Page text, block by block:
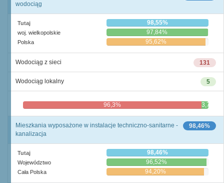
wodociąg
Tutaj 98,55%
woj. wielkopolskie 97,84%
Polska 95,62%
131
Wodociąg z sieci
5
Wodociąg lokalny
96,3% 3,7%
98,46%
Mieszkania wyposażone w instalacje techniczno-sanitarne -
kanalizacja
Tutaj 98,46%
Województwo 96,52%
Cała Polska 94,20%